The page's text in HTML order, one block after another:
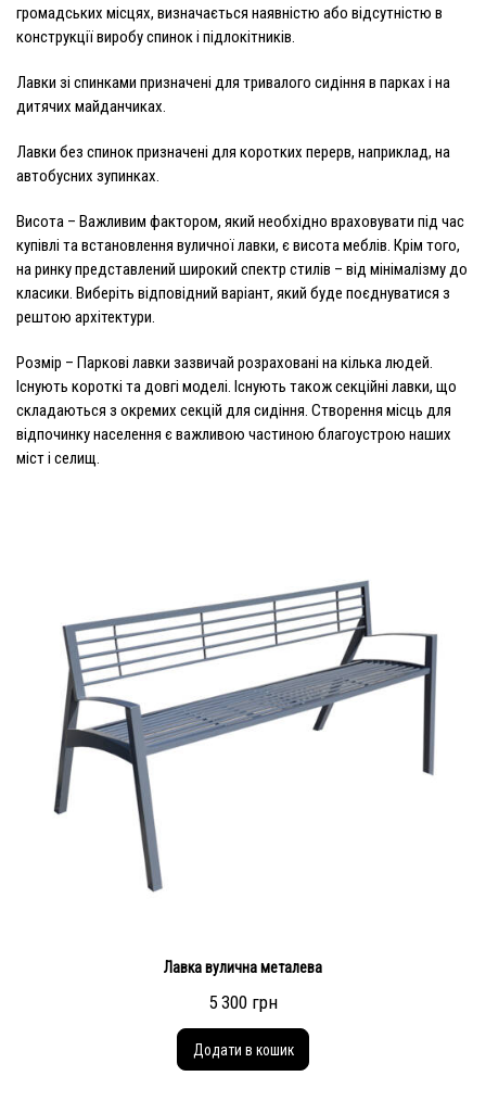
громадських місцях, визначається наявністю або відсутністю в
конструкції виробу спинок і підлокітників.
Лавки зі спинками призначені для тривалого сидіння в парках і на
дитячих майданчиках.
Лавки без спинокпризначені для коротких перерв, наприклад, на
автобусних зупинках.
Висота – Важливим фактором, який необхідно враховувати під час
купівлі та встановлення вуличної лавки, є висота меблів. Крім того,
на ринку представлений широкий спектр стилів – від мінімалізму до
класики. Виберіть відповідний варіант, який буде поєднуватися з
рештою архітектури.
Розмір – Паркові лавки зазвичай розраховані на кілька людей.
Існують короткі та довгі моделі. Існують також секційні лавки, що
складаються з окремих секцій для сидіння. Створення місць для
відпочинку населення є важливою частиною благоустрою наших
міст і селищ.
Лавка вулична металева
5 300 грн
Додати в кошик